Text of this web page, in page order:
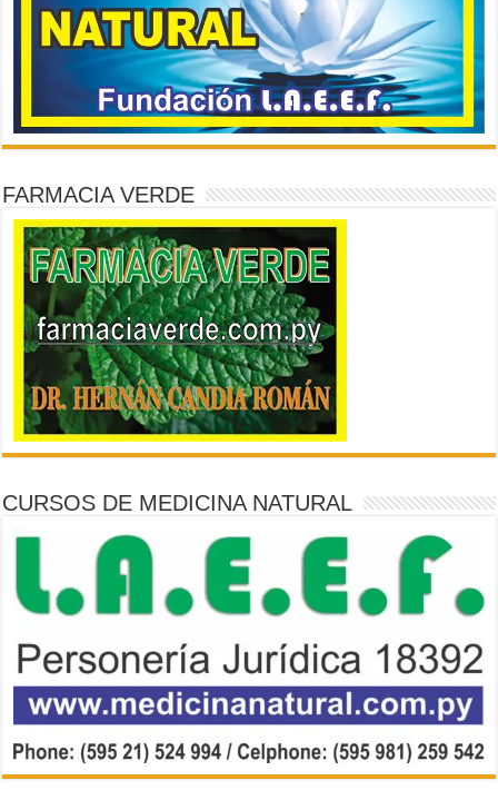
FARMACIA VERDE
CURSOS DE MEDICINA NATURAL